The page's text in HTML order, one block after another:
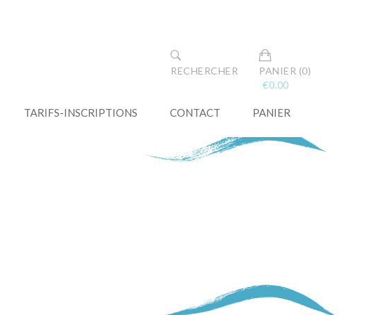
RECHERCHER
PANIER (0)
€0.00
TARIFS-INSCRIPTIONS CONTACT PANIER